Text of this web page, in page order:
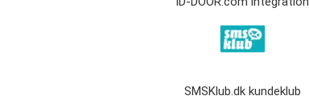
SMSKlub.dk kundeklub